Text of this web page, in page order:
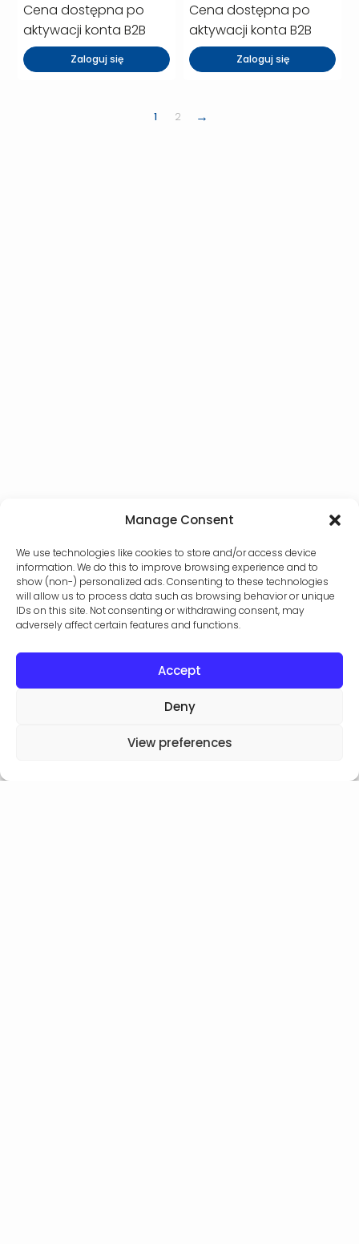
Manage Consent
We use technologies like cookies to store and/or access device
information. We do this to improve browsing experience and to
show (non-) personalized ads. Consenting to these technologies
will allow us to process data such as browsing behavior or unique
IDs on this site. Not consenting or withdrawing consent, may
adversely affect certain features and functions.
Accept
Deny
View preferences
Cena dostępna po
aktywacji konta B2B
Zaloguj się
Cena dostępna po
aktywacji konta B2B
Zaloguj się
1 2 →